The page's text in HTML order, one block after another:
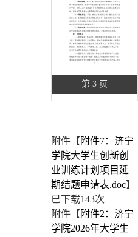
第 3 页
第 4 页
附件【 附件7：济宁
学院大学生创新创
业训练计划项目延
期结题申请表.doc】
已下载143次
附件【 附件2：济宁
学院2026年大学生